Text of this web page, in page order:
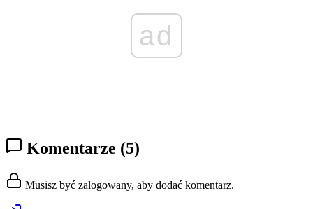
ad
Komentarze (5)
Musisz być zalogowany, aby dodać komentarz.